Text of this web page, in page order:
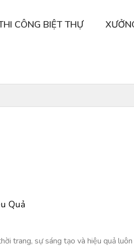
CÔNG BIỆT THỰ
Quả
trang, sự sáng tạo và hiệu quả